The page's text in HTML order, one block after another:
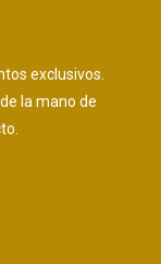
exclusivos.
la mano de